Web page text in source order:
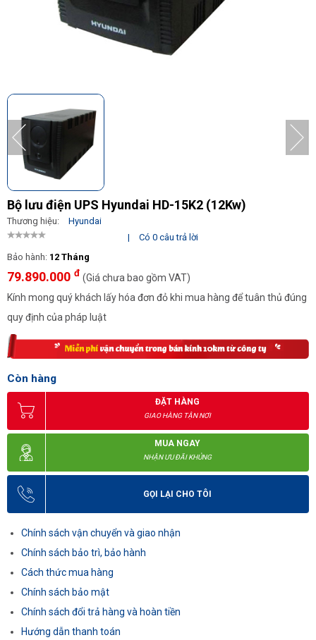
Bộ lưu điện UPS Hyundai HD-15K2 (12Kw)
Thương hiệu:
Hyundai
|
Có 0 câu trả lời
Bảo hành: 12 Tháng
79.890.000 đ (Giá chưa bao gồm VAT)
Kính mong quý khách lấy hóa đơn đỏ khi mua hàng để tuân thủ đúng
quy định của pháp luật
Còn hàng
ĐẶT HÀNG
GIAO HÀNG TẬN NƠI
MUA NGAY
NHẬN ƯU ĐÃI KHỦNG
GỌI LẠI CHO TÔI
Chính sách vận chuyển và giao nhận
Chính sách bảo trì, bảo hành
Cách thức mua hàng
Chính sách bảo mật
Chính sách đổi trả hàng và hoàn tiền
Hướng dẫn thanh toán